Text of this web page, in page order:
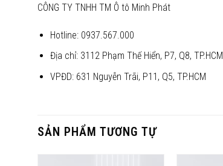
CÔNG TY TNHH TM Ô tô Minh Phát
Hotline: 0937.567.000
Địa chỉ: 3112 Phạm Thế Hiển, P7, Q8, TP.HCM
VPĐD: 631 Nguyễn Trãi, P11, Q5, TP.HCM
SẢN PHẨM TƯƠNG TỰ